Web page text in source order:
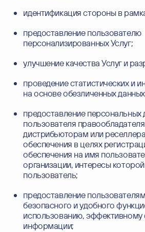
идентификация стороны в
предоставление пользователю
персонализированных Услуг;
улучшение качества Услуг и
проведение статистических и
на основе обезличенных
предоставление персональных
пользователя
дистрибьюторам или
обеспечения в целях
обеспечения на имя
организации, интересы
пользователь;
предоставление
безопасного и удобного
использованию,
информации;